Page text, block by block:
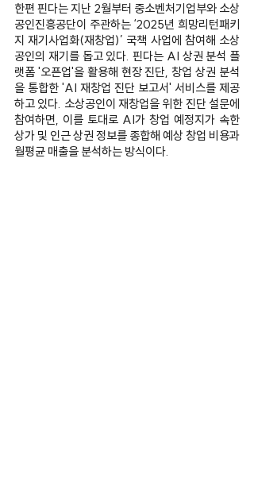
한편 핀다는 지난 2월부터 중소벤처기업부와 소상
공인진흥공단이 주관하는 ‘2025년 희망리턴패키
지 재기사업화(재창업)’ 국책 사업에 참여해 소상
공인의 재기를 돕고 있다. 핀다는 AI 상권 분석 플
랫폼 '오픈업'을 활용해 현장 진단, 창업 상권 분석
을 통합한 'AI 재창업 진단 보고서' 서비스를 제공
하고 있다. 소상공인이 재창업을 위한 진단 설문에
참여하면, 이를 토대로 AI가 창업 예정지가 속한
상가 및 인근 상권 정보를 종합해 예상 창업 비용과
월평균 매출을 분석하는 방식이다.